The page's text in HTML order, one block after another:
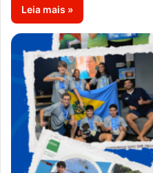
Leia mais »